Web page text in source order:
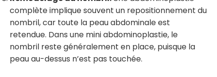
complète implique souvent un repositionnement du
nombril, car toute la peau abdominale est
retendue. Dans une mini abdominoplastie, le
nombril reste généralement en place, puisque la
peau au-dessus n’est pas touchée.